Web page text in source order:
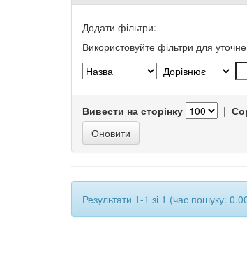
Додати фільтри:
Використовуйте фільтри для
Вивести на сторінку |
Результати 1-1 зі 1 (час пошуку: